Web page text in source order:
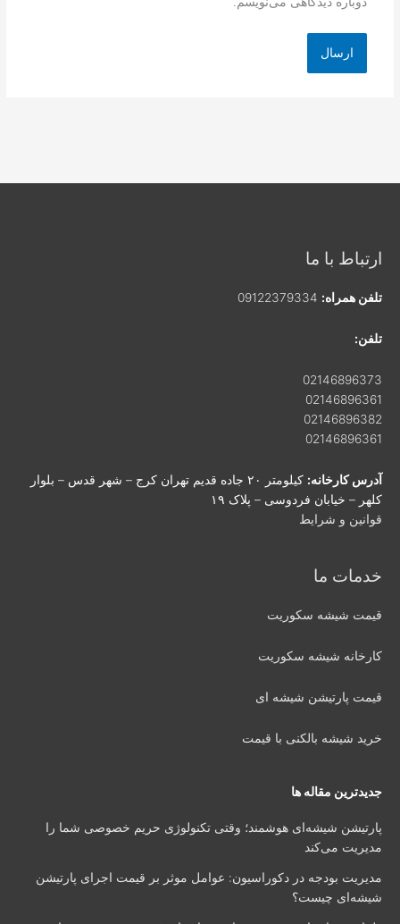
ارتباط با ما
تلفن همراه: 09122379334
تلفن:
02146896373
02146896361
02146896382
02146896361
آدرس کارخانه:
کیلومتر ۲۰ جاده قدیم تهران کرج – شهر قدس – بلوار
کلهر – خیابان فردوسی – پلاک ۱۹
قوانین و شرایط
خدمات ما
قیمت شیشه سکوریت
کارخانه شیشه سکوریت
قیمت پارتیشن شیشه ای
خرید شیشه بالکنی با قیمت
جدیدترین مقاله ها
پارتیشن شیشه‌ای هوشمند؛ وقتی تکنولوژی حریم خصوصی شما را
مدیریت می‌کند
مدیریت بودجه در دکوراسیون: عوامل موثر بر قیمت اجرای پارتیشن
شیشه‌ای چیست؟